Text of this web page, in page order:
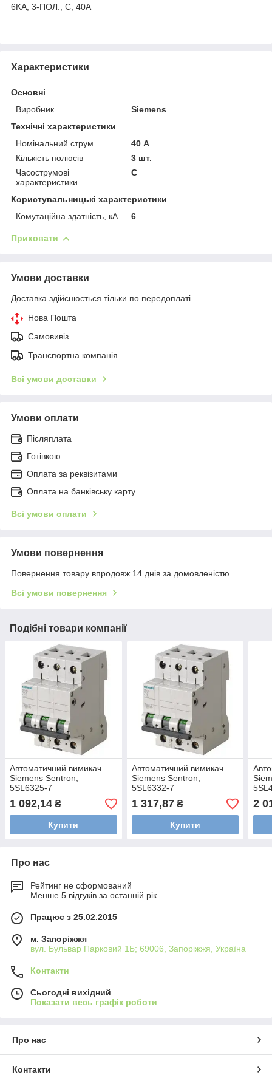
6KA, 3-ПОЛ., C, 40A
Характеристики
Основні
Виробник
Siemens
Технічні характеристики
Номінальний струм
40 А
Кількість полюсів
3 шт.
Часострумові
характеристики
C
Користувальницькі характеристики
Комутаційна здатність, кА
6
Приховати
Умови доставки
Доставка здійснюється тільки по передоплаті.
Нова Пошта
Самовивіз
Транспортна компанія
Всі умови доставки
Умови оплати
Післяплата
Готівкою
Оплата за реквізитами
Оплата на банківську карту
Всі умови оплати
Умови повернення
Повернення товару впродовж 14 днів за домовленістю
Всі умови повернення
Подібні товари компанії
Автоматичний вимикач
Siemens Sentron,
5SL6325-7
1 092,14 ₴
Купити
Автоматичний вимикач
Siemens Sentron,
5SL6332-7
1 317,87₴
Купити
2
Про нас
Рейтинг не сформований
Менше 5 відгуків за останній рік
Працює з 25.02.2015
м. Запоріжжя
вул. Бульвар Парковий 1Б; 69006, Запоріжжя, Україна
Контакти
Сьогодні вихідний
Показати весь графік роботи
Про нас
Контакти